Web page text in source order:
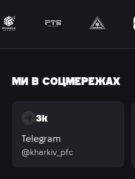
МИ В СОЦМЕРЕЖАХ
3k
Telegram
@kharkiv_pfc